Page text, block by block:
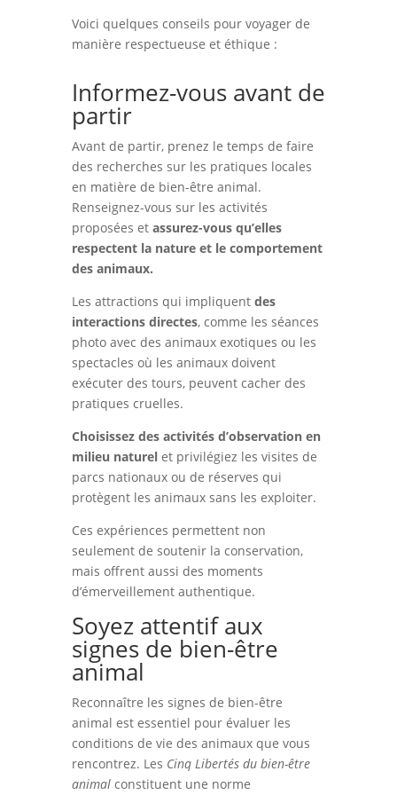
Voici quelques conseils pour voyager de
manière respectueuse et éthique :
Informez-vous avant de
partir
Avant de partir, prenez le temps de faire
des recherches sur les pratiques locales
en matière de bien-être animal.
Renseignez-vous sur les activités
proposées et assurez-vous qu’elles
respectent la nature et le comportement
des animaux.
Les attractions qui impliquent des
interactions directes, comme les séances
photo avec des animaux exotiques ou les
spectacles où les animaux doivent
exécuter des tours, peuvent cacher des
pratiques cruelles.
Choisissez des activités d’observation en
milieu naturelet privilégiez les visites de
parcs nationaux ou de réserves qui
protègent les animaux sans les exploiter.
Ces expériences permettent non
seulement de soutenir la conservation,
mais offrent aussi des moments
d’émerveillement authentique.
Soyez attentif aux
signes de bien-être
animal
Reconnaître les signes de bien-être
animal est essentiel pour évaluer les
conditions de vie des animaux que vous
rencontrez. Les Cinq Libertés du bien-être
animalconstituent une norme